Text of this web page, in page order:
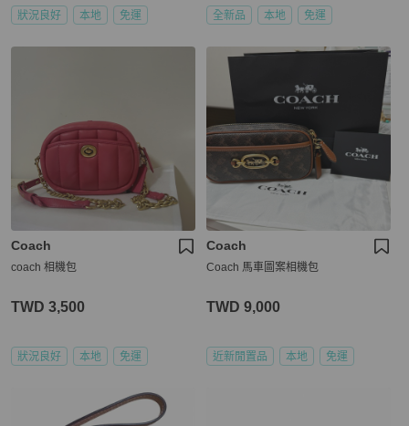
狀況良好 本地 免運 全新品 本地 免運
Coach
coach 相機包
TWD 3,500
狀況良好 本地 免運
Coach
Coach 馬車圖案相機包
TWD 9,000
近新閒置品 本地 免運